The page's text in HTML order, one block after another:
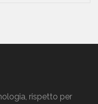
rispetto per